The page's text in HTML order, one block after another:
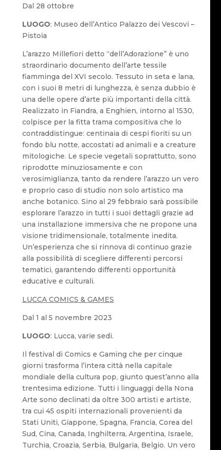
Dal 28 ottobre
LUOGO: Museo dell’Antico Palazzo dei Vescovi –
Pistoia
L’arazzo Millefiori detto “dell’Adorazione” è uno
straordinario documento dell’arte tessile
fiamminga del XVI secolo. Tessuto in seta e lana,
con i suoi 8 metri di lunghezza, è senza dubbio è
una delle opere d’arte più importanti della città.
Realizzato in Fiandra, a Enghien, intorno al 1530,
colpisce per la fitta trama compositiva che lo
contraddistingue: centinaia di cespi fioriti su un
fondo blu notte, accostati ad animali e a creature
mitologiche. Le specie vegetali soprattutto, sono
riprodotte minuziosamente e con
verosimiglianza, tanto da rendere l’arazzo un vero
e proprio caso di studio non solo artistico ma
anche botanico. Sino al 29 febbraio sarà possibile
esplorare l’arazzo in tutti i suoi dettagli grazie ad
una installazione immersiva che ne propone una
visione tridimensionale, totalmente inedita.
Un’esperienza che si rinnova di continuo grazie
alla possibilità di scegliere differenti percorsi
tematici, garantendo differenti opportunità
educative e culturali.
LUCCA COMICS & GAMES
Dal 1 al 5 novembre 2023
LUOGO: Lucca, varie sedi.
Il festival di Comics e Gaming che per cinque
giorni trasforma l’intera città nella capitale
mondiale della cultura pop, giunto quest’anno alla
trentesima edizione. Tutti i linguaggi della Nona
Arte sono declinati da oltre 300 artisti e artiste,
tra cui 45 ospiti internazionali provenienti da
Stati Uniti, Giappone, Spagna, Francia, Corea del
Sud, Cina, Canada, Inghilterra, Argentina, Israele,
Turchia, Croazia, Serbia, Bulgaria, Belgio. Un vero